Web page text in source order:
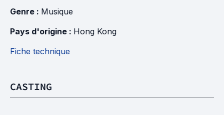
Genre : Musique
Pays d'origine : Hong Kong
Fiche technique
CASTING